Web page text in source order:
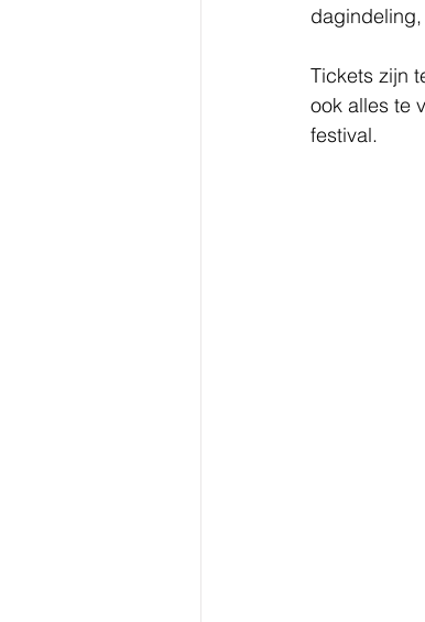
Tickets zijn
ook alles te
festival.